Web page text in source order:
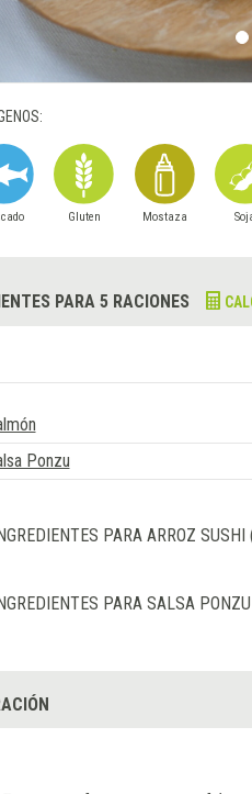
Gluten Mostaza
PARA 5 RACIONES
Ponzu
INGREDIENTES PARA ARROZ
INGREDIENTES PARA SALSA